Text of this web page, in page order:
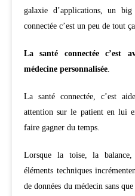
galaxie d’applications, un
connectée c’est un peu de tout
La santé connectée
médecine personnalisée
La santé connectée, c’est
attention sur le patient en lui
faire gagner du temps.
Lorsque la toise, la
éléments techniques
de données du médecin sans